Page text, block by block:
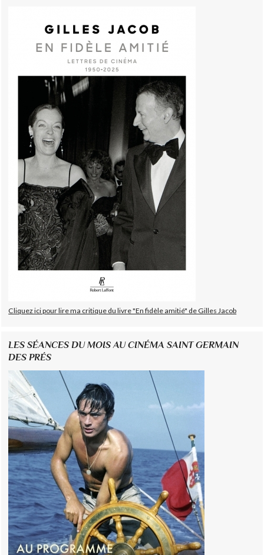
Cliquez ici pour lire ma critique du livre "En fidèle amitié" de Gilles Jacob
LES SÉANCES DU MOIS AU CINÉMA SAINT GERMAIN
DES PRÉS